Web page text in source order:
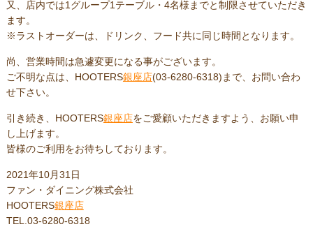
又、店内では1グループ1テーブル・4名様までと制限させていただき
ます。
※ラストオーダーは、ドリンク、フード共に同じ時間となります。
尚、営業時間は急遽変更になる事がございます。
ご不明な点は、HOOTERS銀座店(03-6280-6318)まで、お問い合わ
せ下さい。
引き続き、HOOTERS銀座店をご愛顧いただきますよう、お願い申
し上げます。
皆様のご利用をお待ちしております。
2021年10月31日
ファン・ダイニング株式会社
HOOTERS銀座店
TEL.03-6280-6318